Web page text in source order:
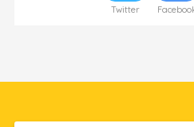
Twitter